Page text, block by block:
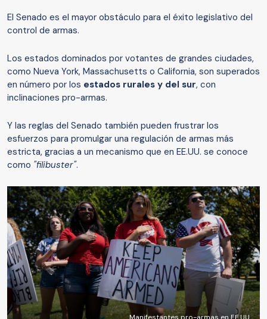
El Senado es el mayor obstáculo para el éxito legislativo del
control de armas.
Los estados dominados por votantes de grandes ciudades,
como Nueva York, Massachusetts o California, son superados
en número por los estados rurales y del sur, con
inclinaciones pro-armas.
Y las reglas del Senado también pueden frustrar los
esfuerzos para promulgar una regulación de armas más
estricta, gracias a un mecanismo que en EE.UU. se conoce
como "filibuster".